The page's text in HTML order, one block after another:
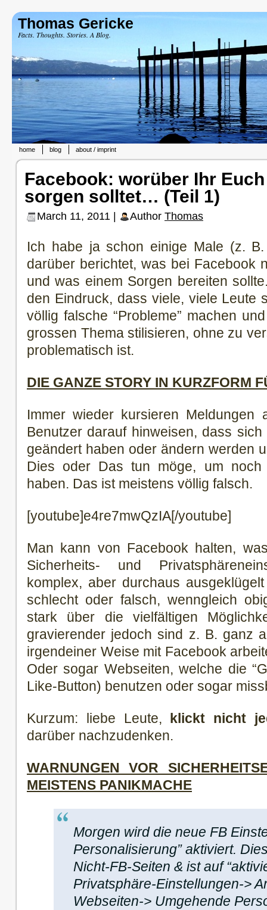
Thomas Gericke
Facts. Thoughts. Stories. A Blog.
home blog about / imprint
Facebook: worüber Ihr
sorgen solltet… (Teil 1)
March 11, 2011 | Author Thomas
Ich habe ja schon einige Male (z.
darüber berichtet, was bei Facebook
und was einem Sorgen bereiten
den Eindruck, dass viele, viele Leute
völlig falsche “Probleme” machen
grossen Thema stilisieren, ohne zu
problematisch ist.
DIE GANZE STORY IN KURZFORM
Immer wieder kursieren Meldungen
Benutzer darauf hinweisen, dass
geändert haben oder ändern werden
Dies oder Das tun möge, um
haben. Das ist meistens völlig falsch.
[youtube]e4re7mwQzIA[/youtube]
Man kann von Facebook halten,
Sicherheits- und
komplex, aber durchaus
schlecht oder falsch, wenngleich
stark über die vielfältigen
gravierender jedoch sind z. B. ganz
irgendeiner Weise mit Facebook
Oder sogar Webseiten, welche die
Like-Button) benutzen oder sogar
Kurzum: liebe Leute, klickt nicht
darüber nachzudenken.
WARNUNGEN VOR
MEISTENS PANIKMACHE
Morgen wird die neue FB
Personalisierung” aktiviert.
Nicht-FB-Seiten & ist auf
Privatsphäre-Einstellungen->
Webseiten-> Umgehende